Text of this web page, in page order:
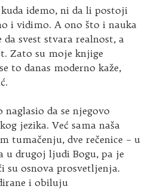
idemo, ni da li postoji
i vidimo. A ono što i nauka
svest stvara realnost, a
Zato su moje knjige
to danas moderno kaže,
da se njegovo
jezika. Već sama naša
tumačenju, dve rečenice – u
u drugoj ljudi Bogu, pa je
su osnova prosvetljenja.
i obiluju